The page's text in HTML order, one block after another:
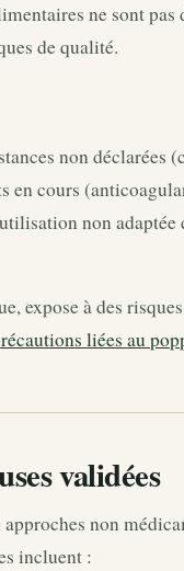
ne sont pas
de qualité.
non déclarées
en cours
non adaptée
expose à des
liées au
validées
non
incluent :